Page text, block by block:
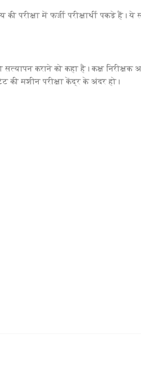
परीक्षा में फर्जी परीक्षार्थी पकड़े हैं।
कराने को कहा है। कक्ष
की मशीन परीक्षा केंद्र के अंदर हो।